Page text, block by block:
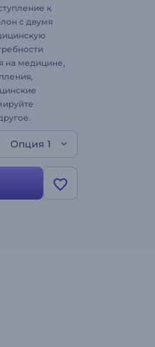
к
с двумя
на медицине,
лучших
Опция 1